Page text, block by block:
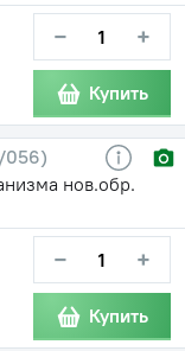
− +
Купить
056)
нов.обр.
− +
Купить